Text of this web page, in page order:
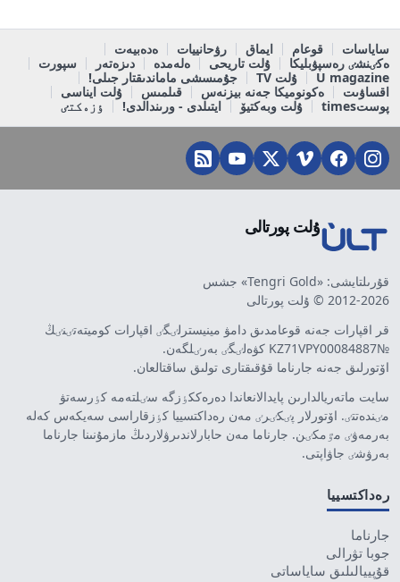
ساياسات قوعام ايماق رۋحانييات
ەدەبيەت
ەكٸنشٸ رەسپۋبليكا
ۇلت تاريحى ەلەمدە دىزەتەر
سپورت
U magazine
ۇلت TV
جۇمىسشى ماماندىقتار جىلى!
اقساۋىت
ەكونوميكا جەنە بيزنەس قىلمىس
ۇلت ايناسى
پوستtimes
ۇلت وبەكتيۆ ايتىلدى - ورىندالدى! ٶزەكتٸ
ۇلت پورتالى
قۇرىلتايشى: «Tengri Gold» جشس
2012-2026 © ۇلت پورتالى
قر اقپارات جەنە قوعامدىق دامۋ مينيسترلٸگٸ اقپارات كوميتەتٸنٸڭ
№KZ71VPY00084887 كۋەلٸگٸ بەرٸلگەن.
اۆتورلىق جەنە جارناما قۇقىقتارى تولىق ساقتالعان.
سايت ماتەريالدارىن پايدالانعاندا دەرەككٶزگە سٸلتەمە كٶرسەتۋ
مٸندەتتٸ. اۆتورلار پٸكٸرٸ مەن رەداكتسييا كٶزقاراسى سەيكەس كەلە
بەرمەۋٸ مٷمكٸن. جارناما مەن حابارلاندىرۋلاردىڭ مازمۇنىنا جارناما
بەرۋشٸ جاۋاپتى.
رەداكتسييا
جارناما
جوبا تۋرالى
قۇپييالىلىق ساياساتى